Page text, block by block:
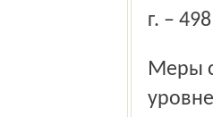
г. –
Меры социальной поддерж­ки населения с низким